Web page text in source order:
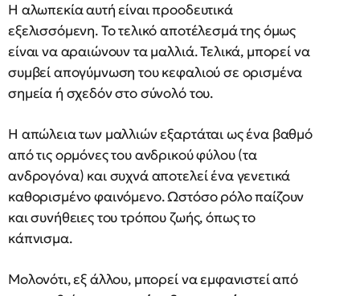
Η αλωπεκία αυτή είναι προοδευτικά
εξελισσόμενη. Το τελικό αποτέλεσμά της όμως
είναι να αραιώνουν τα μαλλιά. Τελικά, μπορεί να
συμβεί απογύμνωση του κεφαλιού σε ορισμένα
σημεία ή σχεδόν στο σύνολό του.
Η απώλεια των μαλλιών εξαρτάται ως ένα βαθμό
από τις ορμόνες του ανδρικού φύλου (τα
ανδρογόνα) και συχνά αποτελεί ένα γενετικά
καθορισμένο φαινόμενο. Ωστόσο ρόλο παίζουν
και συνήθειες του τρόπου ζωής, όπως το
κάπνισμα.
Μολονότι, εξ άλλου, μπορεί να εμφανιστεί από